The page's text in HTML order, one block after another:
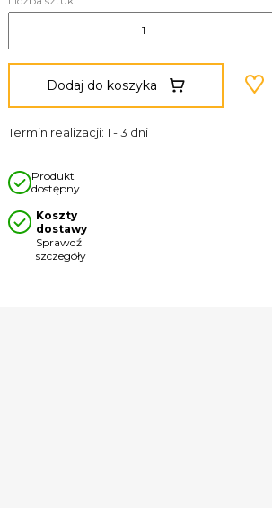
Dodaj do koszyka
Termin realizacji: 1 - 3 dni
Produkt
dostępny
Koszty
dostawy
Sprawdź
szczegóły